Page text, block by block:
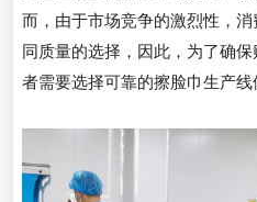
而，由于市场竞争的激烈性，
同质量的选择，因此，为了确
者需要选择可靠的擦脸巾生产线